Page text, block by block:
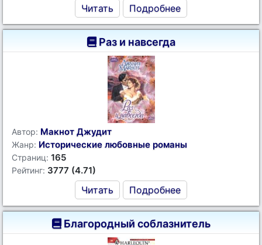
Читать Подробнее
Раз и навсегда
Автор: Макнот Джудит
Жанр: Исторические любовные романы
Страниц: 165
Рейтинг: 3777 (4.71)
Читать Подробнее
Благородный соблазнитель